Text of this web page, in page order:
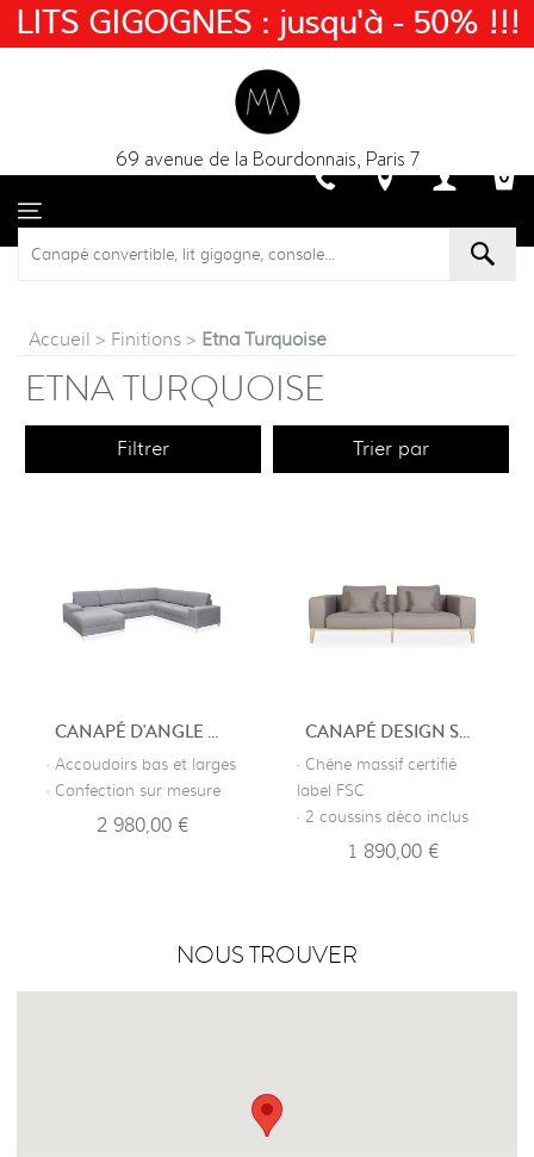
69 avenue de la Bourdonnais, Paris 7
Accueil > Finitions > Etna Turquoise
ETNA TURQUOISE
Filtrer Trier par
CANAPÉ D'ANGLE DESIGN CHAMBÉRY
· Accoudoirs bas et larges
· Confection sur mesure
2 980,00 €
CANAPÉ DESIGN SCANDINAVE
· Chêne massif certifié
label FSC
· 2 coussins déco inclus
1 890,00 €
NOUS TROUVER
LITS GIGOGNES : jusqu'à - 50% !!!